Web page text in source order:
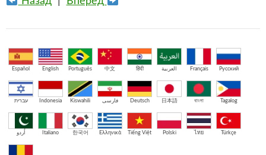
Español English Português 中文 हिंदी العربية Français Русский
עברית Indonesia Kiswahili فارسی Deutsch 日本語 বাংলা Tagalog
اُردو Italiano 한국어 Ελληνικά Tiếng Việt Polski ไทย Türkçe